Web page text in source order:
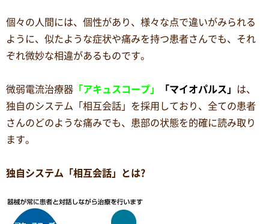
個々の人間には、個性があり、様々な点で違いがみられる
ように、似たような症状や痛みを持つ患者さんでも、それ
ぞれ微妙な相違があるものです。
微弱電流治療器 「アキュスコープ」 「マイオパルス」
は、
独自のシステム「相互会話」を採用しており、全ての患者
さんのどのような痛みでも、患部の状態を的確に読み取り
ます。
独自システム「相互会話」とは?